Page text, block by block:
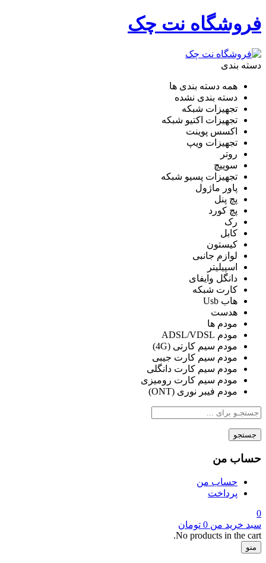
فروشگاه نت چک
دسته بندی
همه دسته بندی ها
دسته بندی نشده
تجهیزات شبکه
تجهیزات اکتیو شبکه
اکسس پوینت
تجهیزات ویپ
روتر
سوییچ
تجهیزات پسیو شبکه
پاور ماژول
پچ پنل
پچ کورد
رک
کابل
کیستون
لوازم جانبی
اسپیلیتر
دانگل وایفای
کارت شبکه
هاب Usb
هدست
مودم ها
مودم ADSL/VDSL
مودم سیم کارتی (4G)
مودم سیم کارت جیبی
مودم سیم کارت دانگلی
مودم سیم کارت رومیزی
مودم فیبر نوری (ONT)
جستجو
حساب من
حساب من
پرداخت
0
سبد خرید من 0 تومان
No products in the cart.
منو